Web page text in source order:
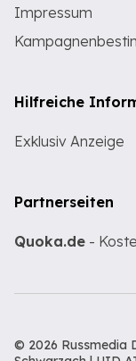
Impressum
Hilfreiche
Exklusiv Anzeige
Partnerseiten
Quoka.de -
© 2026 Russmedia